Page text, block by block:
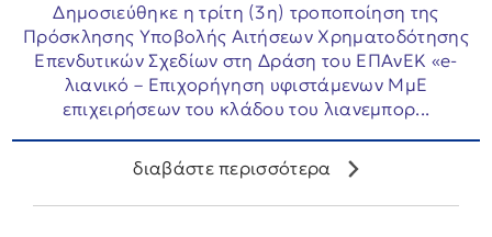
Δημοσιεύθηκε η τρίτη (3η) τροποποίηση της
Πρόσκλησης Υποβολής Αιτήσεων Χρηματοδότησης
Επενδυτικών Σχεδίων στη Δράση του ΕΠΑνΕΚ «e-
λιανικό – Επιχορήγηση υφιστάμενων ΜμΕ
επιχειρήσεων του κλάδου του λιανεμπορ...
διαβάστε περισσότερα